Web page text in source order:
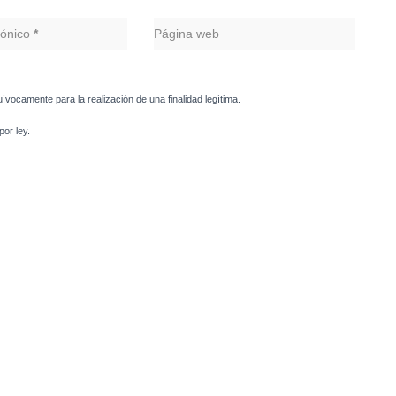
* Página web
para la realización de una finalidad legítima.
ley.